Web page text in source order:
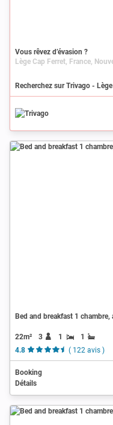
Vous rêvez d’évasion ?
Recherchez sur Trivago -
Bed and breakfast 1
22m² 3 1
1
4.8
( 122 avis )
Booking
Détails